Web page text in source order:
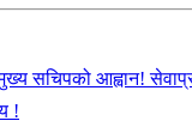
सचिपको आह्वान!
!